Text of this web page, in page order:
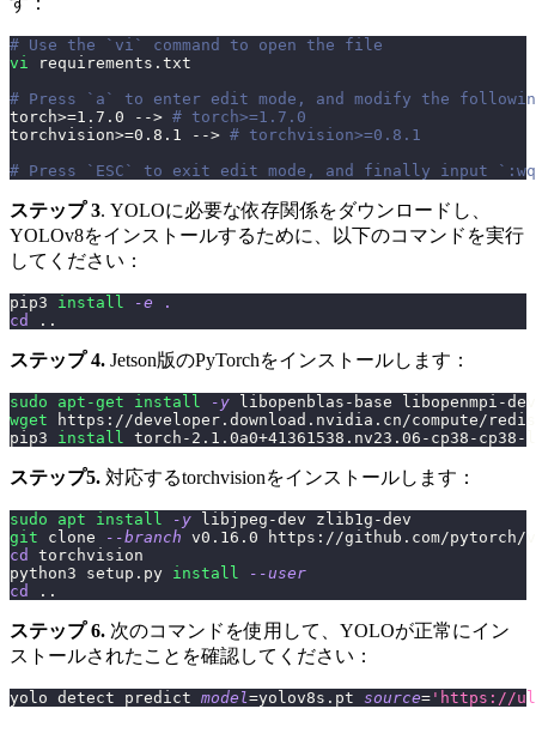
# Use the `vi` command to open the file
vi requirements.txt
# Press `a` to enter edit mode, and modify the
torch>=1.7 .0 --> # torch>=1.7.0
torchvision>=0.8 .1 --> # torchvision>=0.8.1
# Press `ESC` to exit edit mode, and finally input
ステップ 3. YOLOに必要な依存関係をダウンロードし、
YOLOv8をインストールするために、以下のコマンドを実行
してください：
pip3 install -e
.
cd
..
ステップ 4. Jetson版のPyTorchをインストールします：
sudo apt-get install -y libopenblas-base libopenmpi-dev
wget https://developer.download.nvidia.cn/compute/
pip3 install torch-2.1.0a0+41361538.nv23.06-cp38-
ステップ5. 対応するtorchvisionをインストールします：
sudo apt install -y libjpeg-dev zlib1g-dev
git clone --branch v0.16.0 https://github.com/
cd
torchvision
python3 setup.py install
--user
cd
..
ステップ 6. 次のコマンドを使用して、YOLOが正常にイン
ストールされたことを確認してください：
yolo detect predict model=yolov8s.pt source= 'https://